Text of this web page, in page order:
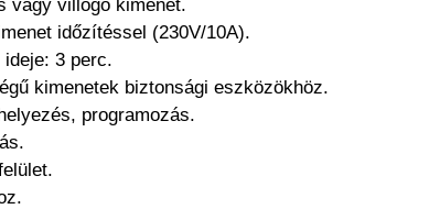
vagy villogó kimenet.
időzítéssel (230V/10A).
3 perc.
kimenetek biztonsági eszközökhöz.
programozás.